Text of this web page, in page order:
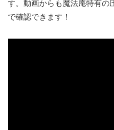
す。動画からも魔法庵特有の
で確認できます！